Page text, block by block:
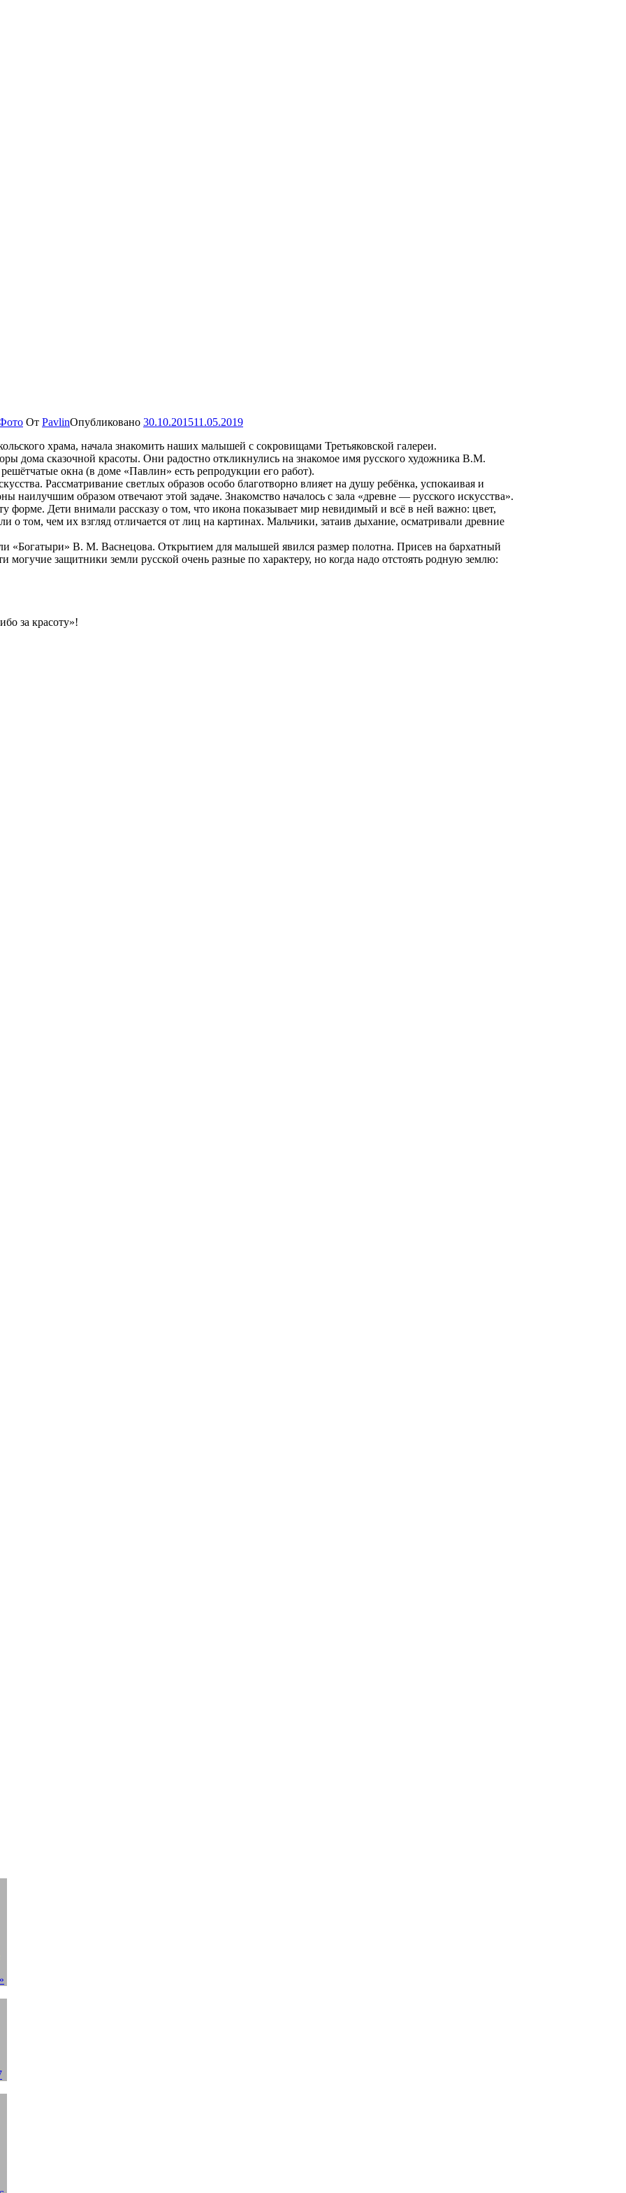
От PavlinОпубликовано 30.10.201511.05.2019
храма, начала знакомить наших малышей с сокровищами Третьяковской галереи.
дома сказочной красоты. Они радостно откликнулись на знакомое имя русского художника В.М.
окна (в доме «Павлин» есть репродукции его работ).
Рассматривание светлых образов особо благотворно влияет на душу ребёнка, успокаивая и
образом отвечают этой задаче. Знакомство началось с зала «древне — русского искусства».
форме. Дети внимали рассказу о том, что икона показывает мир невидимый и всё в ней важно: цвет,
том, чем их взгляд отличается от лиц на картинах. Мальчики, затаив дыхание, осматривали древние
«Богатыри» В. М. Васнецова. Открытием для малышей явился размер полотна. Присев на бархатный
могучие защитники земли русской очень разные по характеру, но когда надо отстоять родную землю:
за красоту»!